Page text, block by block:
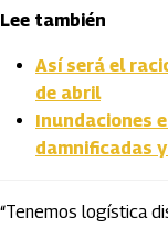
Lee también
Así será el
de abril
Inundaciones
damnificadas
“Tenemos logística